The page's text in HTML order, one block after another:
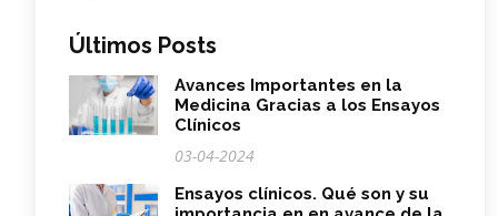
Últimos Posts
Avances Importantes en la
Medicina Gracias a los Ensayos
Clínicos
03-04-2024
Ensayos clínicos. Qué son y su